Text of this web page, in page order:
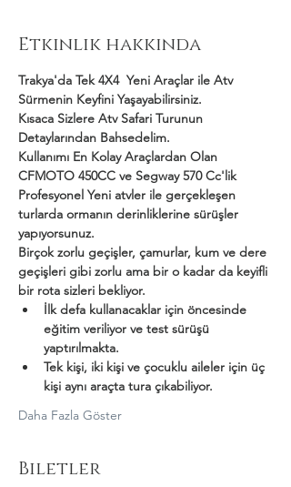
Etkinlik hakkında
Trakya'da Tek 4X4  Yeni Araçlar ile Atv
Sürmenin Keyfini Yaşayabilirsiniz.
Kısaca Sizlere Atv Safari Turunun
Detaylarından Bahsedelim.
Kullanımı En Kolay Araçlardan Olan
CFMOTO 450CC ve Segway 570 Cc'lik
Profesyonel Yeni atvler ile gerçekleşen
turlarda ormanın derinliklerine sürüşler
yapıyorsunuz.
Birçok zorlu geçişler, çamurlar, kum ve dere
geçişleri gibi zorlu ama bir o kadar da keyifli
bir rota sizleri bekliyor.
İlk defa kullanacaklar için öncesinde
eğitim veriliyor ve test sürüşü
yaptırılmakta.
Tek kişi, iki kişi ve çocuklu aileler için üç
kişi aynı araçta tura çıkabiliyor.
Daha Fazla Göster
Biletler